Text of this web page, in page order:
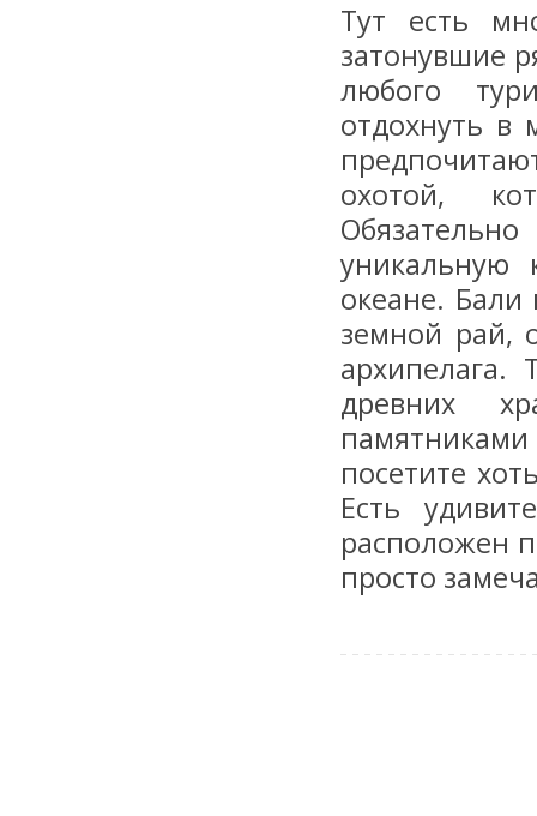
Тут есть
затонувшие
любого
отдохнуть в
охотой,
океане. Бали
земной рай,
архипелага.
древних
посетите
Есть
расположен
просто